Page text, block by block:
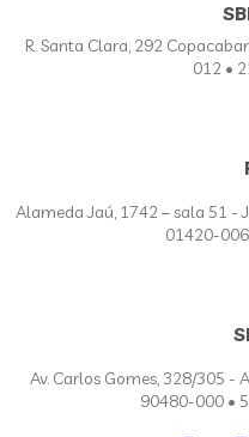
R. Santa Clara, 292
012 •
Alameda Jaú, 1742 – sala 51 -
01420-
Av. Carlos Gomes, 328/305 -
90480-000 •